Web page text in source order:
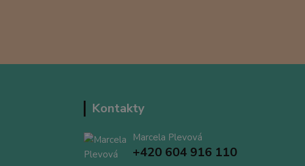
Kontakty
Marcela Plevová
+420 604 916 110